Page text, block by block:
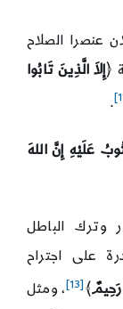
عنصرا الصلاح
﴿إِلاَ الَّذِينَ تَابُوا
.
عَلَيْهِ إِنَّ اللهَ
وترك الباطل
على اجتراح
رَحِيمٌ﴾[13]
، ومثل